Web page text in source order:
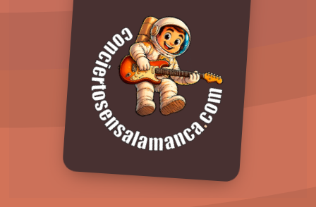
Comentarios: